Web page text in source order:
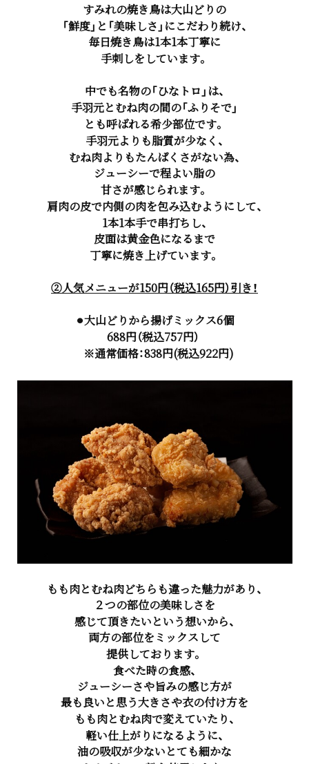
すみれの焼き鳥は大山どりの
「鮮度」と「美味しさ」にこだわり続け、
毎日焼き鳥は1本1本丁寧に
手刺しをしています。
中でも名物の「ひなトロ」は、
手羽元とむね肉の間の「ふりそで」
とも呼ばれる希少部位です。
手羽元よりも脂質が少なく、
むね肉よりもたんぱくさがない為、
ジューシーで程よい脂の
甘さが感じられます。
肩肉の皮で内側の肉を包み込むようにして、
1本1本手で串打ちし、
皮面は黄金色になるまで
丁寧に焼き上げています。
②人気メニューが150円（税込165円）引き！
⚫︎大山どりから揚げミックス6個
688円（税込757円）
※通常価格：838円(税込922円)
もも肉とむね肉どちらも違った魅力があり、
２つの部位の美味しさを
感じて頂きたいという想いから、
両方の部位をミックスして
提供しております。
食べた時の食感、
ジューシーさや旨みの感じ方が
最も良いと思う大きさや衣の付け方を
もも肉とむね肉で変えていたり、
軽い仕上がりになるように、
油の吸収が少ないとても細かな